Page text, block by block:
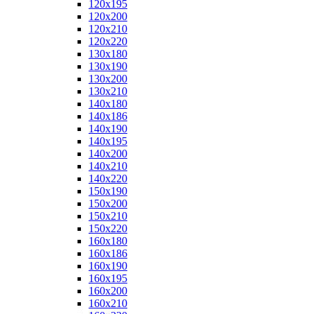
120x195
120x200
120x210
120x220
130x180
130x190
130x200
130x210
140x180
140x186
140x190
140x195
140x200
140x210
140x220
150x190
150x200
150x210
150x220
160x180
160x186
160x190
160x195
160x200
160x210